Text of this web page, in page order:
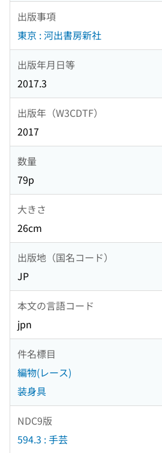
出版事項
東京 : 河出書房新社
出版年月日等
2017.3
出版年（W3CDTF）
2017
数量
79p
大きさ
26cm
出版地（国名コード）
JP
本文の言語コード
jpn
件名標目
編物(レース)
装身具
NDC9版
594.3 : 手芸